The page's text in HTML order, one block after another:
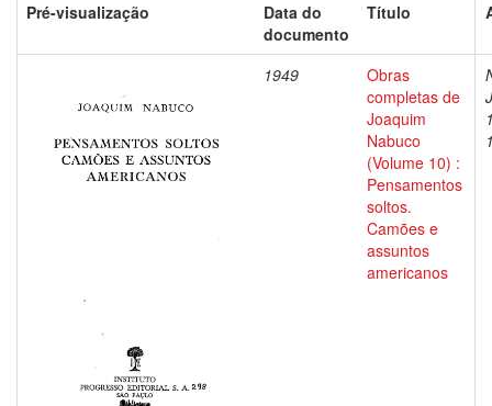
Pré-visualização
Data do
documento
Título
1949
Obras
completas de
Joaquim
Nabuco
(Volume 10) :
Pensamentos
soltos.
Camões e
assuntos
americanos